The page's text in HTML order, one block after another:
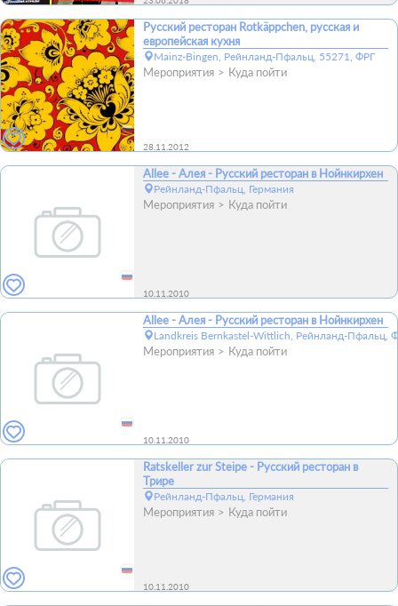
Русский ресторан Rotkäppchen, русская и
европейская кухня
Mainz-Bingen, Рейнланд-Пфальц, 55271, ФРГ
Мероприятия Куда пойти
28.11.2012
Allee - Алея - Русский ресторан в Нойнкирхен
Рейнланд-Пфальц, Германия
Мероприятия Куда пойти
10.11.2010
Allee - Алея - Русский ресторан в Нойнкирхен
Landkreis Bernkastel-Wittlich, Рейнланд-Пфальц,
Мероприятия Куда пойти
10.11.2010
Ratskeller zur Steipe - Русский ресторан в
Трире
Рейнланд-Пфальц, Германия
Мероприятия Куда пойти
10.11.2010